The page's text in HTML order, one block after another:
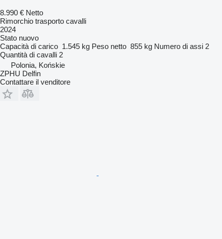
8.990 € Netto
Rimorchio trasporto cavalli
2024
Stato nuovo
Capacità di carico 1.545 kg Peso netto 855 kg Numero di assi 2
Quantità di cavalli 2
Polonia, Końskie
ZPHU Delfin
Contattare il venditore